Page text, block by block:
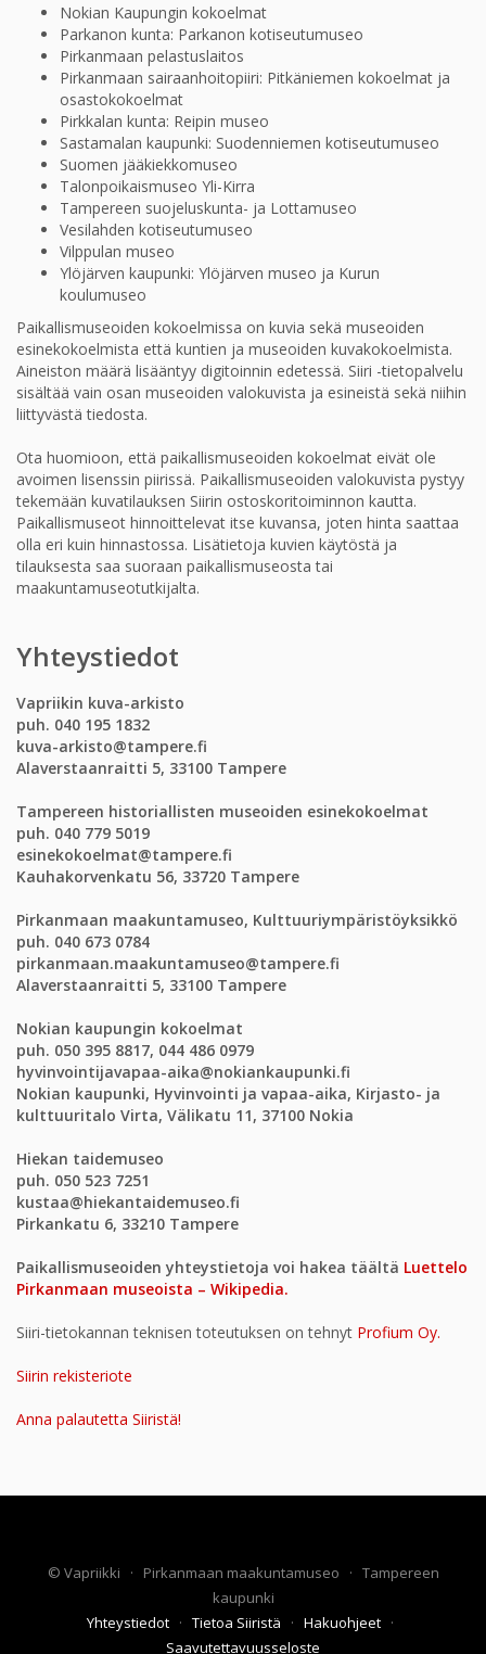
Nokian Kaupungin kokoelmat
Parkanon kunta: Parkanon kotiseutumuseo
Pirkanmaan pelastuslaitos
Pirkanmaan sairaanhoitopiiri: Pitkäniemen kokoelmat ja
osastokokoelmat
Pirkkalan kunta: Reipin museo
Sastamalan kaupunki: Suodenniemen kotiseutumuseo
Suomen jääkiekkomuseo
Talonpoikaismuseo Yli-Kirra
Tampereen suojeluskunta- ja Lottamuseo
Vesilahden kotiseutumuseo
Vilppulan museo
Ylöjärven kaupunki: Ylöjärven museo ja Kurun
koulumuseo
Paikallismuseoiden kokoelmissa on kuvia sekä museoiden
esinekokoelmista että kuntien ja museoiden kuvakokoelmista.
Aineiston määrä lisääntyy digitoinnin edetessä. Siiri -tietopalvelu
sisältää vain osan museoiden valokuvista ja esineistä sekä niihin
liittyvästä tiedosta.
Ota huomioon, että paikallismuseoiden kokoelmat eivät ole
avoimen lisenssin piirissä. Paikallismuseoiden valokuvista pystyy
tekemään kuvatilauksen Siirin ostoskoritoiminnon kautta.
Paikallismuseot hinnoittelevat itse kuvansa, joten hinta saattaa
olla eri kuin hinnastossa. Lisätietoja kuvien käytöstä ja
tilauksesta saa suoraan paikallismuseosta tai
maakuntamuseotutkijalta.
Yhteystiedot
Vapriikin kuva-arkisto
puh. 040 195 1832
kuva-arkisto@tampere.fi
Alaverstaanraitti 5, 33100 Tampere
Tampereen historiallisten museoiden esinekokoelmat
puh. 040 779 5019
esinekokoelmat@tampere.fi
Kauhakorvenkatu 56, 33720 Tampere
Pirkanmaan maakuntamuseo, Kulttuuriympäristöyksikkö
puh. 040 673 0784
pirkanmaan.maakuntamuseo@tampere.fi
Alaverstaanraitti 5, 33100 Tampere
Nokian kaupungin kokoelmat
puh. 050 395 8817, 044 486 0979
hyvinvointijavapaa-aika@nokiankaupunki.fi
Nokian kaupunki, Hyvinvointi ja vapaa-aika, Kirjasto- ja
kulttuuritalo Virta, Välikatu 11, 37100 Nokia
Hiekan taidemuseo
puh. 050 523 7251
kustaa@hiekantaidemuseo.fi
Pirkankatu 6, 33210 Tampere
Paikallismuseoiden yhteystietoja voi hakea täältä Luettelo
Pirkanmaan museoista – Wikipedia.
Siiri-tietokannan teknisen toteutuksen on tehnyt Profium Oy.
Siirin rekisteriote
Anna palautetta Siiristä!
© Vapriikki · Pirkanmaan maakuntamuseo · Tampereen
kaupunki
Yhteystiedot · Tietoa Siiristä · Hakuohjeet ·
Saavutettavuusseloste